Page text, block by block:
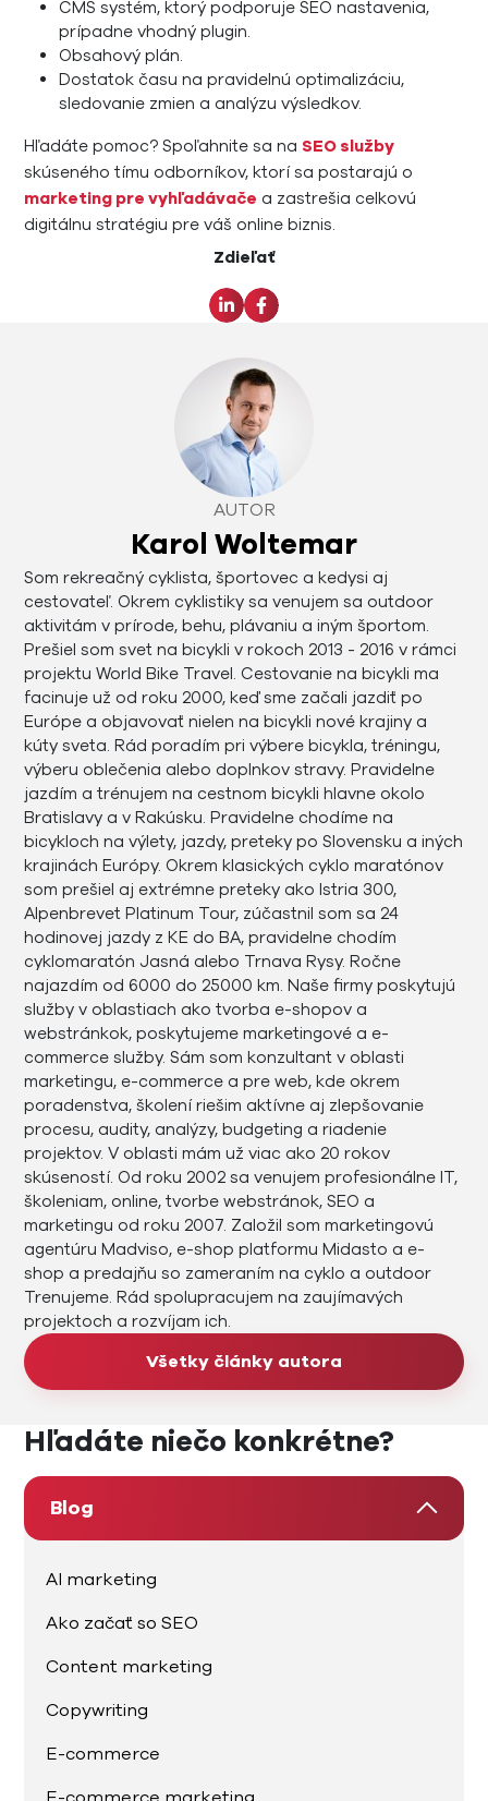
CMS systém, ktorý podporuje SEO nastavenia,
prípadne vhodný plugin.
Obsahový plán.
Dostatok času na pravidelnú optimalizáciu,
sledovanie zmien a analýzu výsledkov.
Hľadáte pomoc? Spoľahnite sa naSEO služby
skúseného tímu odborníkov, ktorí sa postarajú o
marketing pre vyhľadávače a zastrešia celkovú
digitálnu stratégiu pre váš online biznis.
Zdieľať
AUTOR
Karol Woltemar
Som rekreačný cyklista, športovec a kedysi aj
cestovateľ. Okrem cyklistiky sa venujem sa outdoor
aktivitám v prírode, behu, plávaniu a iným športom.
Prešiel som svet na bicykli v rokoch 2013 - 2016 v rámci
projektu World Bike Travel. Cestovanie na bicykli ma
facinuje už od roku 2000, keď sme začali jazdiť po
Európe a objavovať nielen na bicykli nové krajiny a
kúty sveta. Rád poradím pri výbere bicykla, tréningu,
výberu oblečenia alebo doplnkov stravy. Pravidelne
jazdím a trénujem na cestnom bicykli hlavne okolo
Bratislavy a v Rakúsku. Pravidelne chodíme na
bicykloch na výlety, jazdy, preteky po Slovensku a iných
krajinách Európy. Okrem klasických cyklo maratónov
som prešiel aj extrémne preteky ako Istria 300,
Alpenbrevet Platinum Tour, zúčastnil som sa 24
hodinovej jazdy z KE do BA, pravidelne chodím
cyklomaratón Jasná alebo Trnava Rysy. Ročne
najazdím od 6000 do 25000 km. Naše firmy poskytujú
služby v oblastiach ako tvorba e-shopov a
webstránkok, poskytujeme marketingové a e-
commerce služby. Sám som konzultant v oblasti
marketingu, e-commerce a pre web, kde okrem
poradenstva, školení riešim aktívne aj zlepšovanie
procesu, audity, analýzy, budgeting a riadenie
projektov. V oblasti mám už viac ako 20 rokov
skúseností. Od roku 2002 sa venujem profesionálne IT,
školeniam, online, tvorbe webstránok, SEO a
marketingu od roku 2007. Založil som marketingovú
agentúru Madviso, e-shop platformu Midasto a e-
shop a predajňu so zameraním na cyklo a outdoor
Trenujeme. Rád spolupracujem na zaujímavých
projektoch a rozvíjam ich.
Všetky články autora
Hľadáte niečo konkrétne?
Blog
AI marketing
Ako začať so SEO
Content marketing
Copywriting
E-commerce